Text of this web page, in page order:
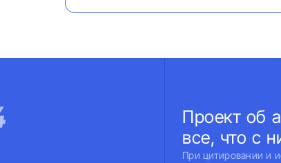
Проект об
все, что с
При цитировании и